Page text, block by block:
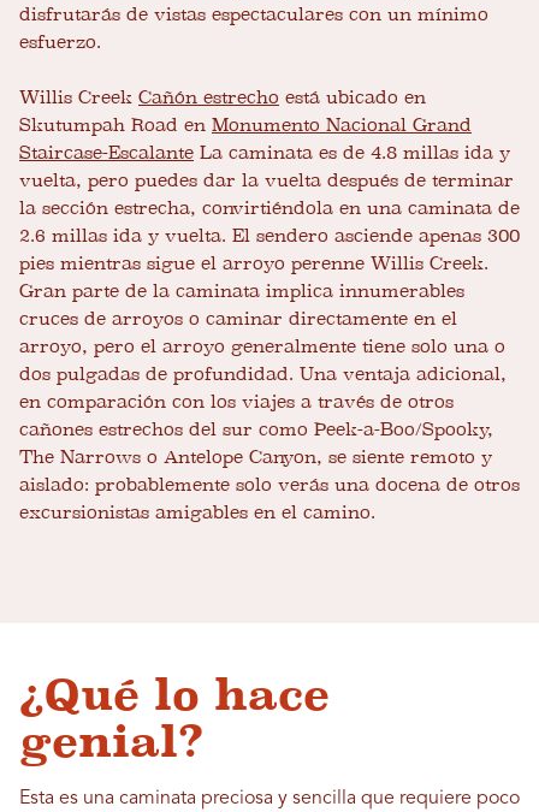
disfrutarás de vistas espectaculares con un mínimo
esfuerzo.
Willis Creek Cañón estrecho está ubicado en
Skutumpah Road en Monumento Nacional Grand
Staircase-Escalante La caminata es de 4.8 millas ida y
vuelta, pero puedes dar la vuelta después de terminar
la sección estrecha, convirtiéndola en una caminata de
2.6 millas ida y vuelta. El sendero asciende apenas 300
pies mientras sigue el arroyo perenne Willis Creek.
Gran parte de la caminata implica innumerables
cruces de arroyos o caminar directamente en el
arroyo, pero el arroyo generalmente tiene solo una o
dos pulgadas de profundidad. Una ventaja adicional,
en comparación con los viajes a través de otros
cañones estrechos del sur como Peek-a-Boo/Spooky,
The Narrows o Antelope Canyon, se siente remoto y
aislado: probablemente solo verás una docena de otros
excursionistas amigables en el camino.
¿Qué lo hace
genial?
Esta es una caminata preciosa y sencilla que requiere poco